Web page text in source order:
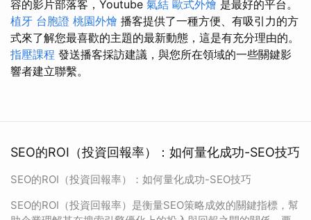
容的影片部落客，Youtube 氣結 歐式外燴 是最好的平台。
植牙 台胞證 桃園外燴 播客提供了一種方便、有吸引力的方
式來了解您最喜歡的主題的最新動態，這是有充分理由的。
指壓課程 發送播客採訪建議，與您所在領域的一些關鍵影
響者建立聯繫。
SEO的ROI（投資回報率）：如何量化成功-SEO技巧
SEO的ROI（投資回報率）：如何量化成功-SEO技巧
SEO的ROI（投資回報率）是衡量SEO策略成效的關鍵指標，幫